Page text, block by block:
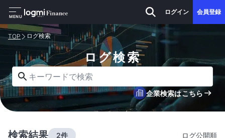
MENU
ログイン 会員登録
TOP ログ検索
ログ検索
企業検索はこちら
検索結果 2件 ログ公開順